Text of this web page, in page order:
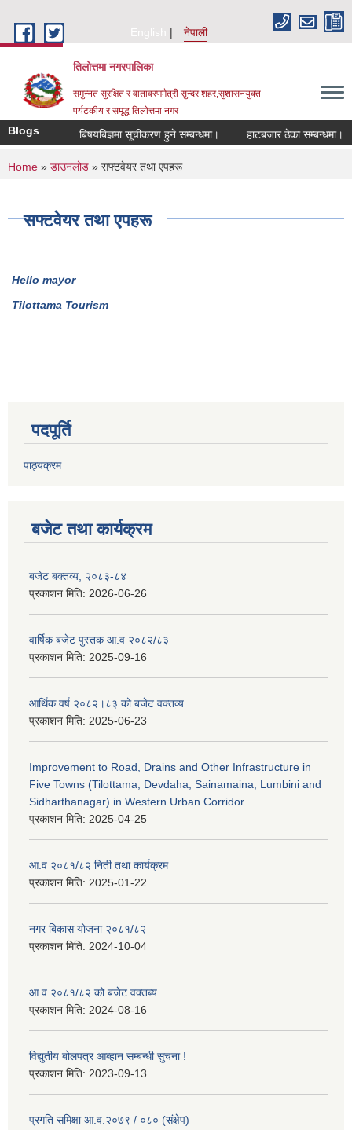
English
नेपाली
तिलोत्तमा नगरपालिका
समुन्नत सुरक्षित र वातावरणमैत्री सुन्दर शहर,सुशासनयुक्त
पर्यटकीय र समृद्ध तिलाेत्तमा नगर
Blogs बिषयबिज्ञमा सूचीकरण हुने सम्बन्धमा। हाटबजार ठेका सम्बन्धमा।
You are here
Home » डाउनलोड » सफ्टवेयर तथा एपहरू
सफ्टवेयर तथा एपहरू
Hello mayor
Tilottama Tourism
पदपूर्ति
पाठ्यक्रम
बजेट तथा कार्यक्रम
बजेट बक्तव्य, २०८३-८४
प्रकाशन मिति: 2026-06-26
वार्षिक बजेट पुस्तक आ.व २०८२/८३
प्रकाशन मिति: 2025-09-16
आर्थिक वर्ष २०८२।८३ को बजेट वक्तव्य
प्रकाशन मिति: 2025-06-23
Improvement to Road, Drains and Other Infrastructure in
Five Towns (Tilottama, Devdaha, Sainamaina, Lumbini and
Sidharthanagar) in Western Urban Corridor
प्रकाशन मिति: 2025-04-25
आ.व २०८१/८२ निती तथा कार्यक्रम
प्रकाशन मिति: 2025-01-22
नगर बिकास योजना २०८१/८२
प्रकाशन मिति: 2024-10-04
आ.व २०८१/८२ को बजेट वक्तब्य
प्रकाशन मिति: 2024-08-16
विद्युतीय बोलपत्र आब्हान सम्बन्धी सुचना !
प्रकाशन मिति: 2023-09-13
प्रगति समिक्षा आ.व.२०७९ / ०८० (संक्षेप)